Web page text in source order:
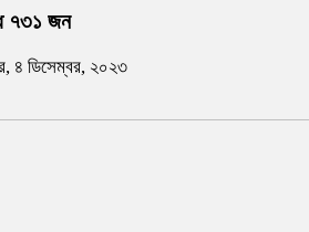
৭৩১ জন
৪ ডিসেম্বর, ২০২৩